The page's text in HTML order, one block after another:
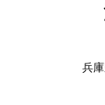
兵